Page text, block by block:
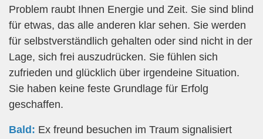
Problem raubt Ihnen Energie und Zeit. Sie sind blind
für etwas, das alle anderen klar sehen. Sie werden
für selbstverständlich gehalten oder sind nicht in der
Lage, sich frei auszudrücken. Sie fühlen sich
zufrieden und glücklich über irgendeine Situation.
Sie haben keine feste Grundlage für Erfolg
geschaffen.
Bald: Ex freund besuchen im Traum signalisiert